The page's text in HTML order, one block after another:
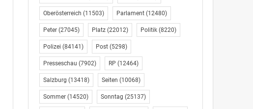
Oberösterreich (11503) Parlament(12480)
Peter(27045) Platz(22012) Politik(8220)
Polizei (84141) Post(5298)
Presseschau (7902) RP (12464)
Salzburg (13418) Seiten (10068)
Sommer(14520) Sonntag (25137)